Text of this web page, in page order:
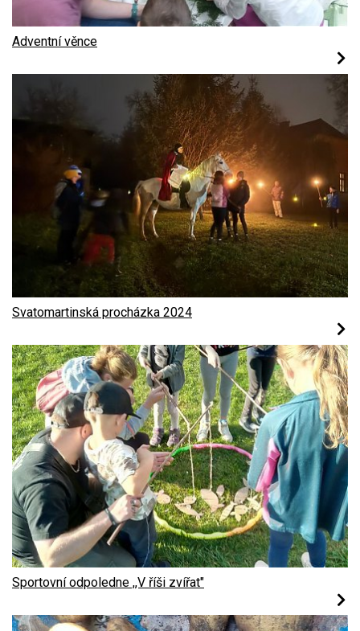
Adventní věnce
Svatomartinská procházka 2024
Sportovní odpoledne ,,V říši zvířat"